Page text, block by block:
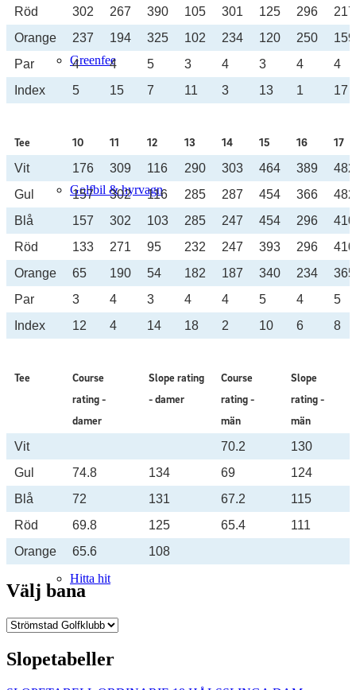
Greenfee
Golfbil & hyrvagn
Ställplats
Hitta hit
Röd
302 267 390 105 301 125 296
217
Orange
237 194 325 102 234 120 250
159
Par
4 4 5 3 4 3 4
4
Index
5 15 7 11 3 13 1 17
Tee 10 11 12 13 14 15 16
17
Vit
176 309 116 290 303 464 389
482
Gul
157 302 116 285 287 454 366
482
Blå
157 302 103 285 247 454 296
410
Röd
133 271 95 232 247 393 296
410
Orange
65 190 54 182 187 340 234
365
Par
3 4 3 4 4 5 4
5
Index
12 4 14 18 2 10 6 8
Tee
Course
rating -
damer
Slope rating
- damer
Course
rating -
män
Slope
rating -
män
Vit
70.2
130
Gul
74.8 134 69
124
Blå
72 131 67.2
115
Röd
69.8 125 65.4
111
Orange
65.6 108
Välj bana
Slopetabeller